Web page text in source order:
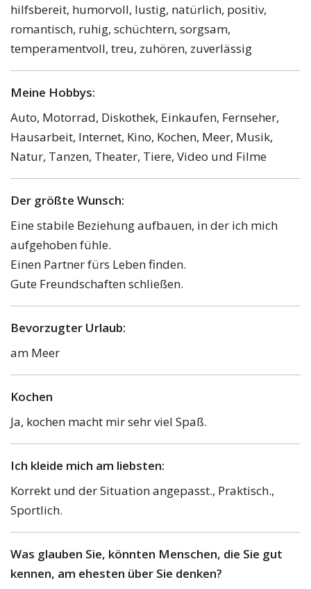
hilfsbereit, humorvoll, lustig, natürlich, positiv,
romantisch, ruhig, schüchtern, sorgsam,
temperamentvoll, treu, zuhören, zuverlässig
Meine Hobbys:
Auto, Motorrad, Diskothek, Einkaufen, Fernseher,
Hausarbeit, Internet, Kino, Kochen, Meer, Musik,
Natur, Tanzen, Theater, Tiere, Video und Filme
Der größte Wunsch:
Eine stabile Beziehung aufbauen, in der ich mich
aufgehoben fühle.
Einen Partner fürs Leben finden.
Gute Freundschaften schließen.
Bevorzugter Urlaub:
am Meer
Kochen
Ja, kochen macht mir sehr viel Spaß.
Ich kleide mich am liebsten:
Korrekt und der Situation angepasst., Praktisch.,
Sportlich.
Was glauben Sie, könnten Menschen, die Sie gut
kennen, am ehesten über Sie denken?